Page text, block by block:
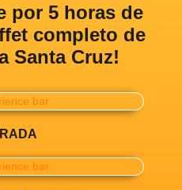
por 5 horas de
completo de
Santa Cruz!